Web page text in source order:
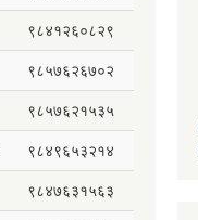
९८४१२६०८२९
९८५७६२६७०२
९८५७६२१५३५
९८४९६५३२१४
९८४७६३१५६३